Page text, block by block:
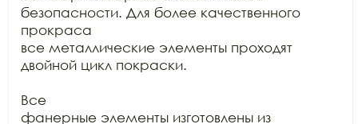
безопасности. Для более качественного
прокраса
все металлические элементы проходят
двойной цикл покраски.
Все
фанерные элементы изготовлены из